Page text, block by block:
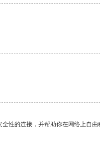
性的连接，并帮助你在网络上自由